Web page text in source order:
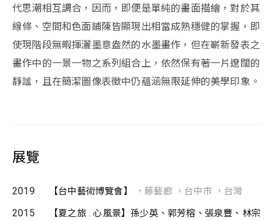
代思潮相互調合，因而，即便是單純的畫面描繪，對於其
線條、空間和色面鋪陳皆顯現出相當成熟穩健的掌握，即
使現階段無暇揮灑墨意盎然的水墨畫作，但在嶄新發表之
畫作中的一景一物之系列組合上，依然保有著一片遼闊的
靜謐，且在簡潔圖像表徵中仍蘊涵無限延伸的美學印象。
展覽
2019 【台中藝術博覽會】 ，藤藝廊 ，台中市 ，台灣
2015
【夏之旅 . 心風景】孫少英、郭芳榕、張泉豐、林宗